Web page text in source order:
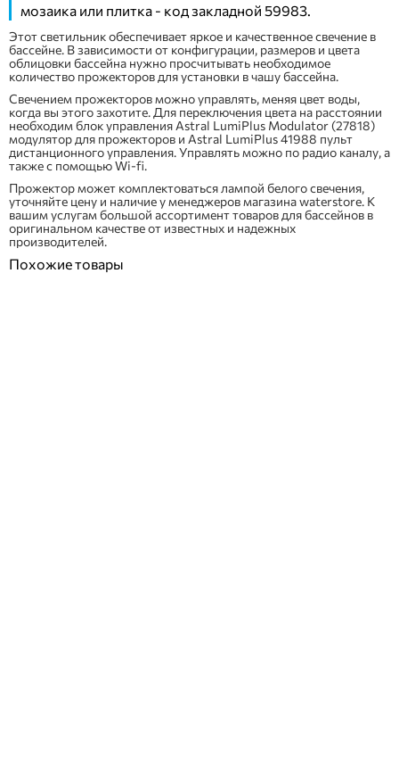
мозаика или плитка - код закладной 59983.
Этот светильник обеспечивает яркое и качественное свечение в
бассейне. В зависимости от конфигурации, размеров и цвета
облицовки бассейна нужно просчитывать необходимое
количество прожекторов для установки в чашу бассейна.
Свечением прожекторов можно управлять, меняя цвет воды,
когда вы этого захотите. Для переключения цвета на расстоянии
необходим блок управления Astral LumiPlus Modulator (27818)
модулятор для прожекторов и Astral LumiPlus 41988 пульт
дистанционного управления. Управлять можно по радио каналу, а
также с помощью Wi-fi.
Прожектор может комплектоваться лампой белого свечения,
уточняйте цену и наличие у менеджеров магазина waterstore. К
вашим услугам большой ассортимент товаров для бассейнов в
оригинальном качестве от известных и надежных
производителей.
Похожие товары